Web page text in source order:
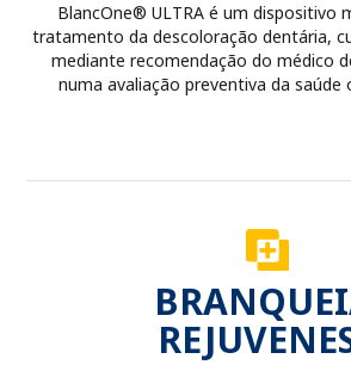
BlancOne® ULTRA é um dispositivo
tratamento da descoloração dentária,
mediante recomendação do médico
numa avaliação preventiva da saúde